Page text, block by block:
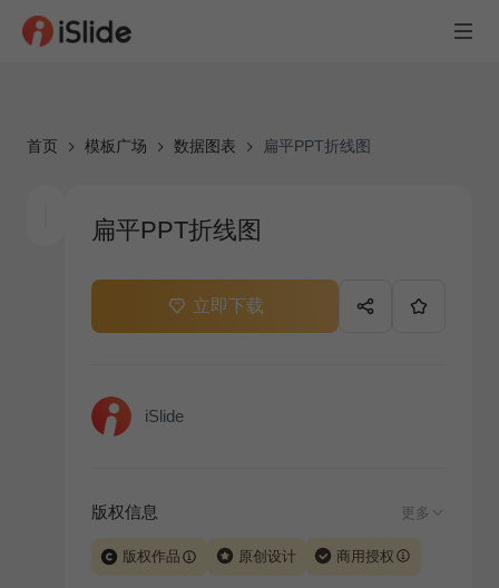
首页 模板广场 数据图表 扁平PPT折线图
扁平PPT折线图
立即下载
iSlide
版权信息 更多
版权作品 原创设计 商用授权